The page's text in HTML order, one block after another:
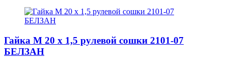
Гайка М 20 х 1,5 рулевой сошки 2101-07
БЕЛЗАН